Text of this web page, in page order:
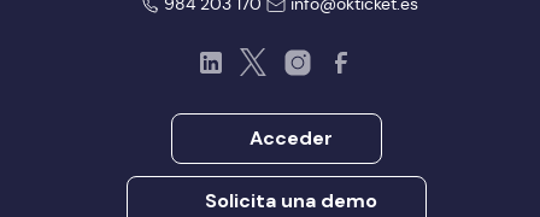
LinkedInTwitterInstagramFacebook
Acceder
Solicita una demo